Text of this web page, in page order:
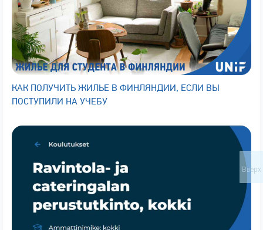
КАК ПОЛУЧИТЬ ЖИЛЬЕ В ФИНЛЯНДИИ, ЕСЛИ ВЫ
ПОСТУПИЛИ НА УЧЕБУ
Вверх